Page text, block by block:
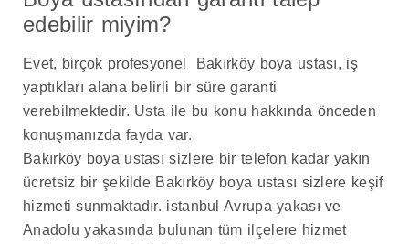
edebilir miyim?
Evet, birçok profesyonel Bakırköy boya ustası, iş
yaptıkları alana belirli bir süre garanti
verebilmektedir. Usta ile bu konu hakkında önceden
konuşmanızda fayda var.
Bakırköy boya ustası sizlere bir telefon kadar yakın
ücretsiz bir şekilde Bakırköy boya ustası sizlere keşif
hizmeti sunmaktadır. istanbul Avrupa yakası ve
Anadolu yakasında bulunan tüm ilçelere hizmet